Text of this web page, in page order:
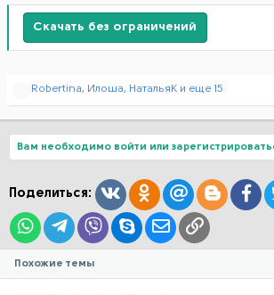
Скачать без ограничений
Р
ц
и
:
Robertina, Илоша, НатальяK и еще 15
Вам необходимо войти или
Поделиться: ВконтактеОдноклассники
Mail.ruBlogger
WhatsAppTelegram
ViberSkypeЭлектронная
Ссылка
Похожие темы